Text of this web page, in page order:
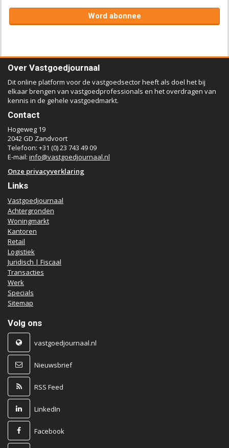
Word abonnee
Over Vastgoedjournaal
Dit online platform voor de vastgoedsector heeft als doel het bij
elkaar brengen van vastgoedprofessionals en het overdragen van
kennis in de gehele vastgoedmarkt.
Contact
Hogeweg 19
2042 GD Zandvoort
Telefoon: +31 (0) 23 743 49 09
E-mail: info@vastgoedjournaal.nl
Onze privacyverklaring
Links
Vastgoedjournaal
Achtergronden
Woningmarkt
Kantoren
Retail
Logistiek
Juridisch | Fiscaal
Transacties
Werk
Specials
Sitemap
Volg ons
vastgoedjournaal.nl
Nieuwsbrief
RSS Feed
LinkedIn
Facebook